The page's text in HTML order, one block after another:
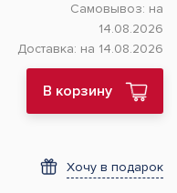
Самовывоз: на
14.08.2026
Доставка: на 14.08.2026
В корзину
Хочу в подарок